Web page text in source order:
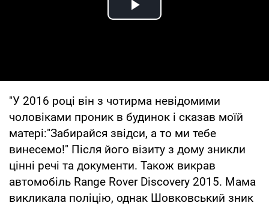
Play Video
"У 2016 році він з чотирма невідомими
чоловіками проник в будинок і сказав моїй
матері:"Забирайся звідси, а то ми тебе
винесемо!" Після його візиту з дому зникли
цінні речі та документи. Також викрав
автомобіль Range Rover Discovery 2015. Мама
викликала поліцію, однак Шовковський зник